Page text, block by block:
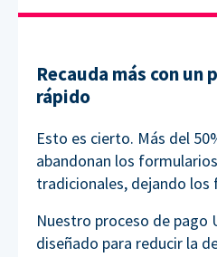
Recauda más con un
rápido
Esto es cierto. Más del
abandonan los
tradicionales, dejando los
Nuestro proceso de
diseñado para reducir la